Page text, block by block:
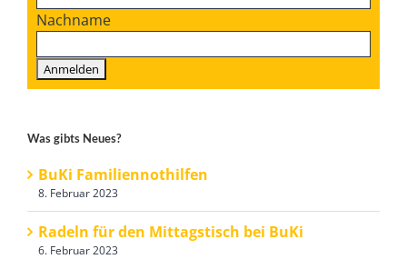
Nachname
Was gibts Neues?
BuKi Familiennothilfen
8. Februar 2023
Radeln für den Mittagstisch bei BuKi
6. Februar 2023